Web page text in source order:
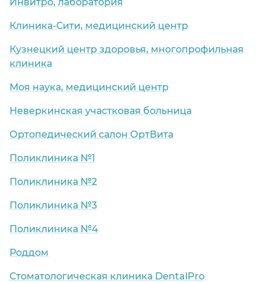
Клиника-Сити, медицинский центр
Кузнецкий центр здоровья, многопрофильная
клиника
Моя наука, медицинский центр
Неверкинская участковая больница
Ортопедический салон ОртВита
Поликлиника №1
Поликлиника №2
Поликлиника №3
Поликлиника №4
Роддом
Стоматологическая клиника DentalPro